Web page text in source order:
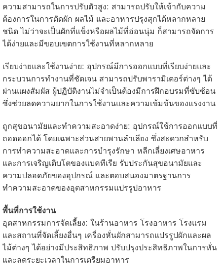
ความสามารถในการปรับตัวสูง: สามารถปรับให้เข้ากับความ
ต้องการในการตัดผัก ผลไม้ และอาหารปรุงสุกได้หลากหลาย
ชนิด ไม่ว่าจะเป็นผักที่แข็งหรือผลไม้ที่อ่อนนุ่ม ก็สามารถจัดการ
ได้ง่ายและมีขอบเขตการใช้งานที่หลากหลาย
เรียบง่ายและใช้งานง่าย: อุปกรณ์มีการออกแบบที่เรียบง่ายและ
กระบวนการทำงานที่ชัดเจน สามารถปรับพารามิเตอร์ต่างๆ ได้
ผ่านแผงสัมผัส ผู้ปฏิบัติงานไม่จำเป็นต้องมีการฝึกอบรมที่ซับซ้อน
ซึ่งช่วยลดความยากในการใช้งานและความเข้มข้นของแรงงาน
ถูกสุขอนามัยและทำความสะอาดง่าย: อุปกรณ์ใช้การออกแบบที่
ถอดออกได้ โดยเฉพาะส่วนสายพานลำเลียง ซึ่งสะดวกสำหรับ
การทำความสะอาดและการบำรุงรักษา หลีกเลี่ยงเศษอาหาร
และการเจริญเติบโตของแบคทีเรีย รับประกันสุขอนามัยและ
ความปลอดภัยของอุปกรณ์ และตอบสนองมาตรฐานการ
ทำความสะอาดของอุตสาหกรรมแปรรูปอาหาร
พื้นที่การใช้งาน
อุตสาหกรรมการจัดเลี้ยง: ในร้านอาหาร โรงอาหาร โรงแรม
และสถานที่จัดเลี้ยงอื่นๆ เครื่องหั่นผักสามารถแปรรูปผักและผล
ไม้ต่างๆ ได้อย่างมีประสิทธิภาพ ปรับปรุงประสิทธิภาพในการหั่น
และลดระยะเวลาในการเตรียมอาหาร